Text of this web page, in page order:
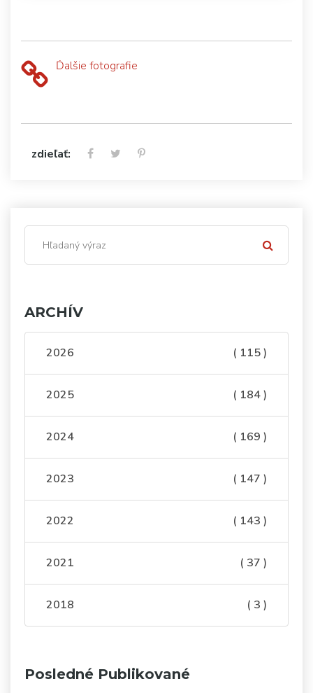
Ďalšie fotografie
zdieľať:
ARCHÍV
2026 ( 115 )
2025 ( 184 )
2024 ( 169 )
2023 ( 147 )
2022 ( 143 )
2021 ( 37 )
2018 ( 3 )
Posledné Publikované